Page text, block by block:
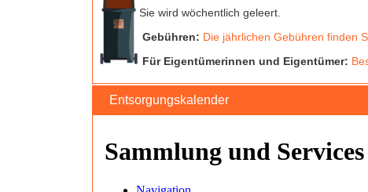
Sie wird wöchentlich geleert.
Gebühren: Die jährlichen Gebühren finden
Für Eigentümerinnen und Eigentümer:
Entsorgungskalender